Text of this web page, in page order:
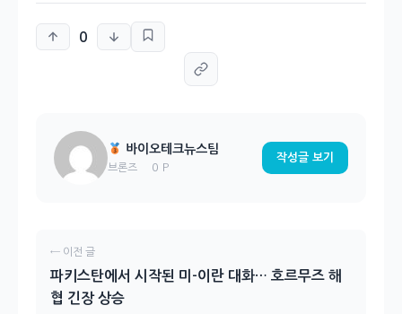
0
바이오테크뉴스팀
브론즈 0 P
작성글 보기
← 이전 글
파키스탄에서 시작된 미-이란 대화… 호르무즈 해
협 긴장 상승